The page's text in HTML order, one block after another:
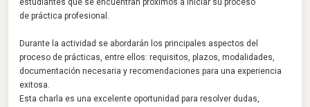
estudiantes que se encuentran próximos a iniciar su proceso
de práctica profesional.
Durante la actividad se abordarán los principales aspectos del
proceso de prácticas, entre ellos: requisitos, plazos, modalidades,
documentación necesaria y recomendaciones para una experiencia
exitosa.
Esta charla es una excelente oportunidad para resolver dudas,